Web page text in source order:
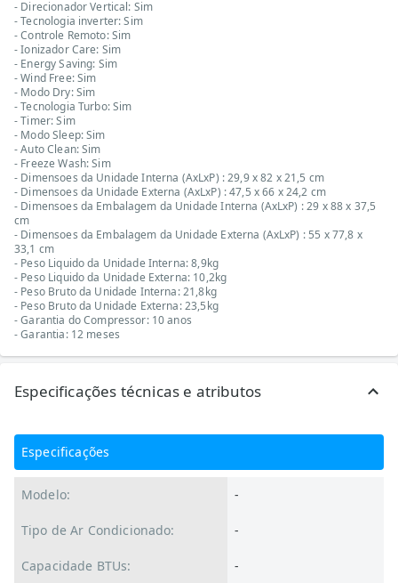
- Direcionador Vertical: Sim
- Tecnologia inverter: Sim
- Controle Remoto: Sim
- Ionizador Care: Sim
- Energy Saving: Sim
- Wind Free: Sim
- Modo Dry: Sim
- Tecnologia Turbo: Sim
- Timer: Sim
- Modo Sleep: Sim
- Auto Clean: Sim
- Freeze Wash: Sim
- Dimensoes da Unidade Interna (AxLxP) : 29,9 x 82 x 21,5 cm
- Dimensoes da Unidade Externa (AxLxP) : 47,5 x 66 x 24,2 cm
- Dimensoes da Embalagem da Unidade Interna (AxLxP) : 29 x 88 x 37,5
cm
- Dimensoes da Embalagem da Unidade Externa (AxLxP) : 55 x 77,8 x
33,1 cm
- Peso Liquido da Unidade Interna: 8,9kg
- Peso Liquido da Unidade Externa: 10,2kg
- Peso Bruto da Unidade Interna: 21,8kg
- Peso Bruto da Unidade Externa: 23,5kg
- Garantia do Compressor: 10 anos
- Garantia: 12 meses
Especificações técnicas e atributos
Especificações
Modelo: -
Tipo de Ar Condicionado: -
Capacidade BTUs: -